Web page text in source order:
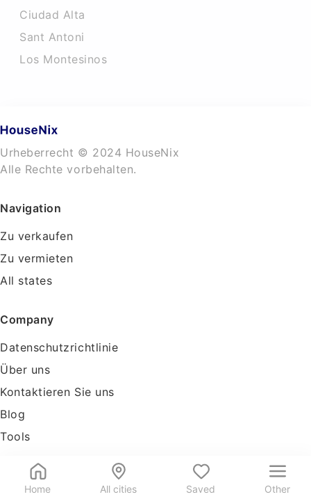
Home All cities Saved Other
Ciudad Alta
Sant Antoni
Los Montesinos
Urheberrecht © 2024 HouseNix
Alle Rechte vorbehalten.
Navigation
Zu verkaufen
Zu vermieten
All states
Company
Datenschutzrichtlinie
Über uns
Kontaktieren Sie uns
Blog
Tools